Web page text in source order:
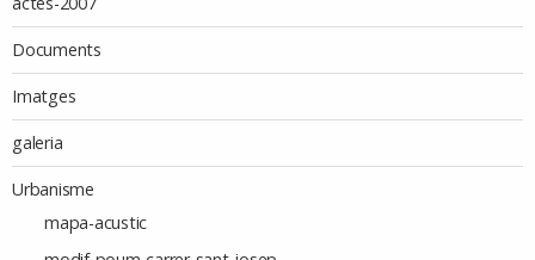
Documents
Imatges
galeria
Urbanisme
mapa-acustic